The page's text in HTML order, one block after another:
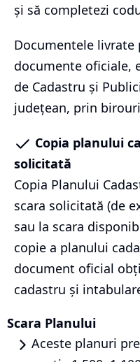
și să completezi
Documentele
documente oficiale,
de Cadastru și
județean, prin
Copia planului
solicitată
Copia Planului
scara solicitată (de
sau la scara
copie a planului
document oficial
cadastru și
Scara Planului
Aceste planuri